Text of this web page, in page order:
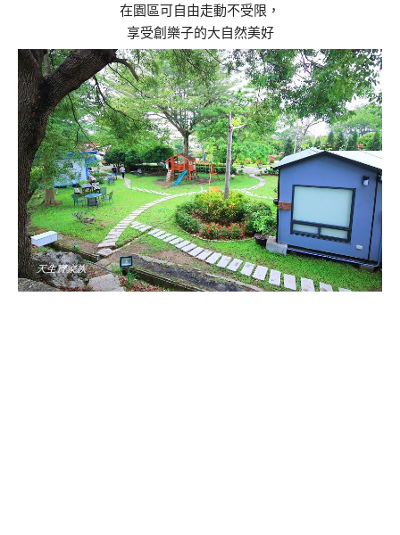
在園區可自由走動不受限，
享受創樂子的大自然美好